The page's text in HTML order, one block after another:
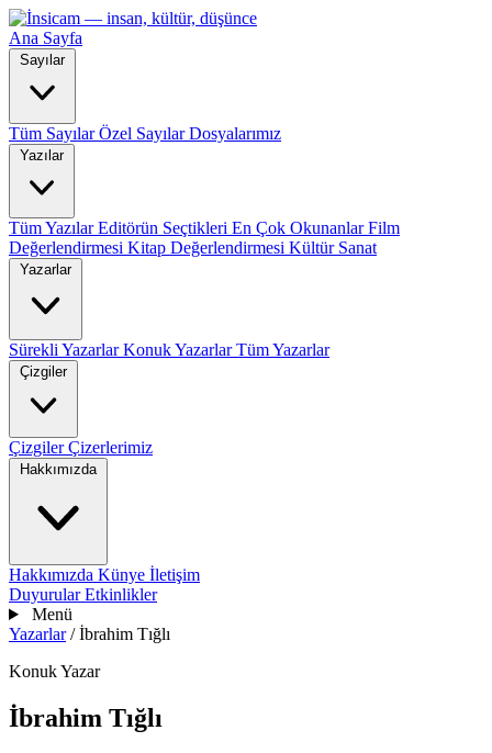
Ana Sayfa
Sayılar
Tüm SayılarÖzel SayılarDosyalarımız
Yazılar
Tüm YazılarEditörün Seçtikleri En Çok OkunanlarFilm
Değerlendirmesi Kitap Değerlendirmesi Kültür Sanat
Yazarlar
Sürekli YazarlarKonuk YazarlarTüm Yazarlar
Çizgiler
ÇizgilerÇizerlerimiz
Hakkımızda
Hakkımızda Künye İletişim
DuyurularEtkinlikler
Menü
Yazarlar / İbrahim Tığlı
Konuk Yazar
İbrahim Tığlı